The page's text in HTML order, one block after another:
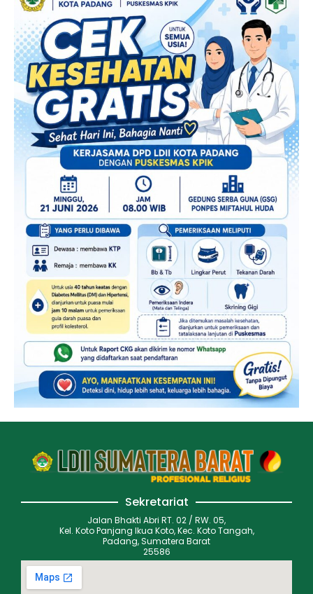
Sekretariat
Jalan Bhakti Abri RT. 02 / RW. 05,
Kel. Koto Panjang Ikua Koto, Kec. Koto Tangah,
Padang, Sumatera Barat
25586